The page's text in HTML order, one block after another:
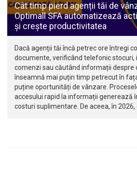
Cât timp pierd agenții tăi de
Optimall SFA automatizează
și crește productivitatea
Dacă agenții tăi încă petrec ore întregi
documente, verificând telefonic stocuri,
comenzi sau căutând informații despre
înseamnă mai puțin timp petrecut în
puține oportunități de vânzare.
accesului rapid la informații generează
costuri suplimentare. De aceea, în